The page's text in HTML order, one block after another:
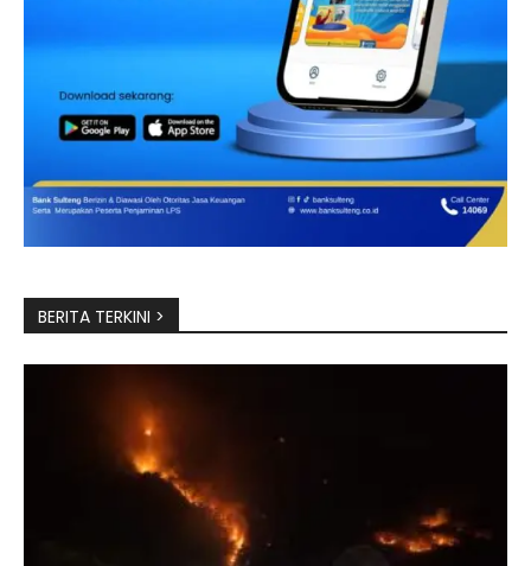
BERITA TERKINI >